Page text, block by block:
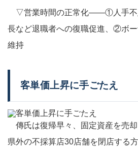
▽営業時間の正常化――①人手不
長など退職者への復職促進、②ボ
維持
客単価上昇に手ごたえ
傳氏は復帰早々、固定資産を売却
県外の不採算店30店舗を閉店する